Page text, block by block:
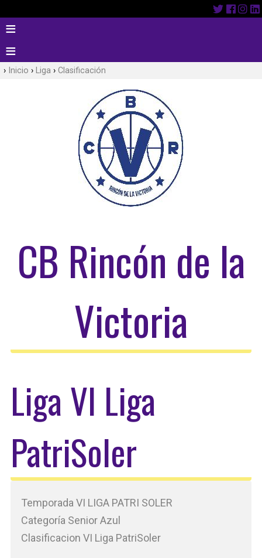
Inicio Liga Clasificación
CB Rincón de la
Victoria
Liga VI Liga
PatriSoler
Temporada VI LIGA PATRI SOLER
Categoría Senior Azul
Clasificacion VI Liga PatriSoler